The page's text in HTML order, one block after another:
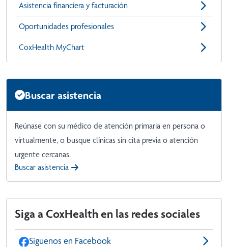
Asistencia financiera y facturación
Oportunidades profesionales
CoxHealth MyChart
Buscar asistencia
Reúnase con su médico de atención primaria en persona o
virtualmente, o busque clínicas sin cita previa o atención
urgente cercanas.
Buscar asistencia
Siga a CoxHealth en las redes sociales
Síguenos en Facebook